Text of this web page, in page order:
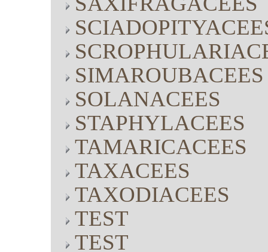
SIMAROUBACEES
SOLANACEES
STAPHYLACEES
TAMARICACEES
TAXACEES
TAXODIACEES
TEST
TEST